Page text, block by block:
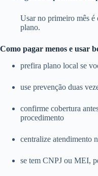
Usar no primeiro mês é
plano.
Como pagar menos e usar
prefira plano local se
use prevenção duas
confirme cobertura
procedimento
centralize atendimento
se tem CNPJ ou MEI,